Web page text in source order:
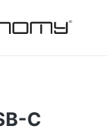
bevat 0 artikelen.
C